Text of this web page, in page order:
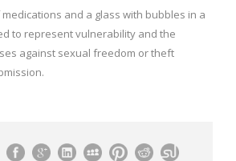
and a glass with bubbles in a
to represent vulnerability and the
against sexual freedom or theft